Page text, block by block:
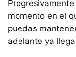
momento en el
puedas
adelante ya